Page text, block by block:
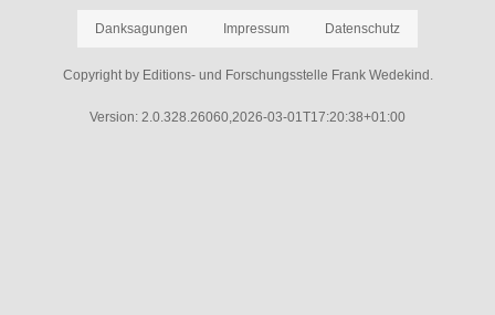
Danksagungen Impressum Datenschutz
Copyright by Editions- und Forschungsstelle Frank Wedekind.
Version: 2.0.328.26060,2026-03-01T17:20:38+01:00